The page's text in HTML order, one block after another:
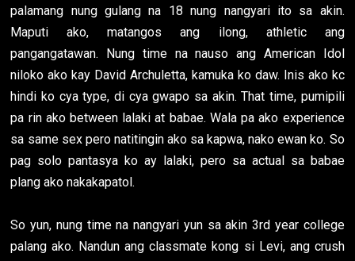
palamang nung gulang na 18 nung nangyari ito sa akin.
Maputi ako, matangos ang ilong, athletic ang
pangangatawan. Nung time na nauso ang American Idol
niloko ako kay David Archuletta, kamuka ko daw. Inis ako kc
hindi ko cya type, di cya gwapo sa akin. That time, pumipili
pa rin ako between lalaki at babae. Wala pa ako experience
sa same sex pero natitingin ako sa kapwa, nako ewan ko. So
pag solo pantasya ko ay lalaki, pero sa actual sa babae
plang ako nakakapatol.
So yun, nung time na nangyari yun sa akin 3rd year college
palang ako. Nandun ang classmate kong si Levi, ang crush